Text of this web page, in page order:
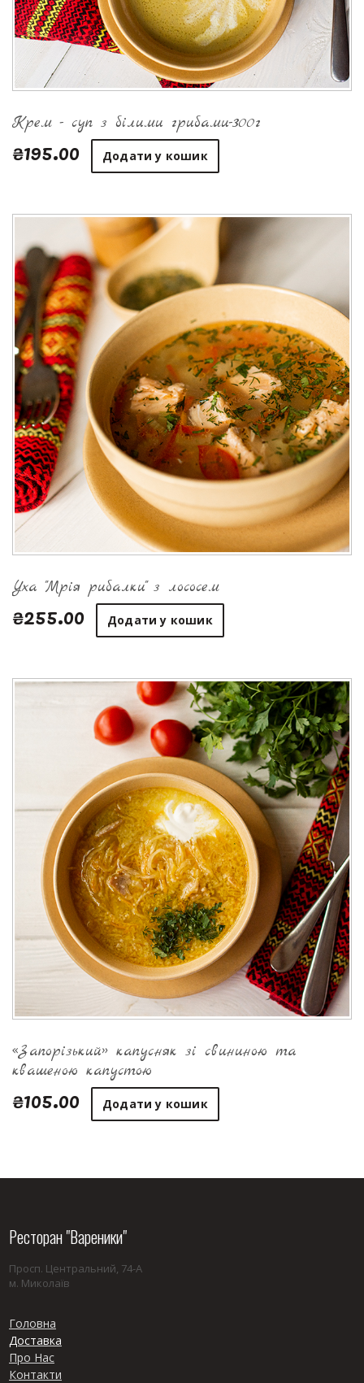
Крем - суп з білими грибами-300г
₴195.00 Додати у кошик
Уха "Мрія рибалки" з лососем
₴255.00 Додати у кошик
«Запорізький» капусняк зі свининою та
квашеною капустою
₴105.00 Додати у кошик
Ресторан "Вареники"
Просп. Центральний, 74-А
м. Миколаїв
Головна
Доставка
Про Нас
Контакти